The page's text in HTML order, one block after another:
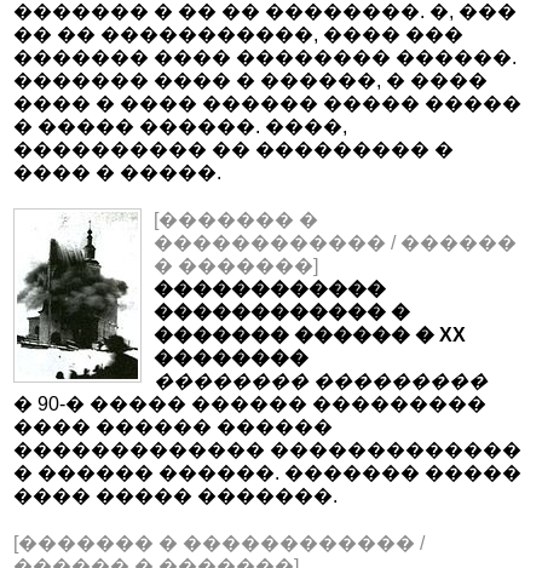
������� � �� �� ��������. �, ���
�� �� �����������, ���� ���
������� ���� �������� ������.
������� ���� � ������, � ����
���� � ���� ������ ����� �����
� ����� ������. ����,
���������� �� ��������� �
���� � �����.
[������� �
������������ / ������
� �������]
������������
������������ �
������� ������ � XX
��������
�������� ���������
� 90-� ����� ������ ���������
���� ������ ������
������������� �������������
� ������ ������. ������� �����
���� ����� �������.
[������� � ������������ /